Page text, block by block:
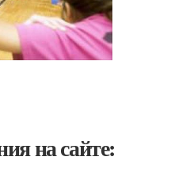
на сайте: